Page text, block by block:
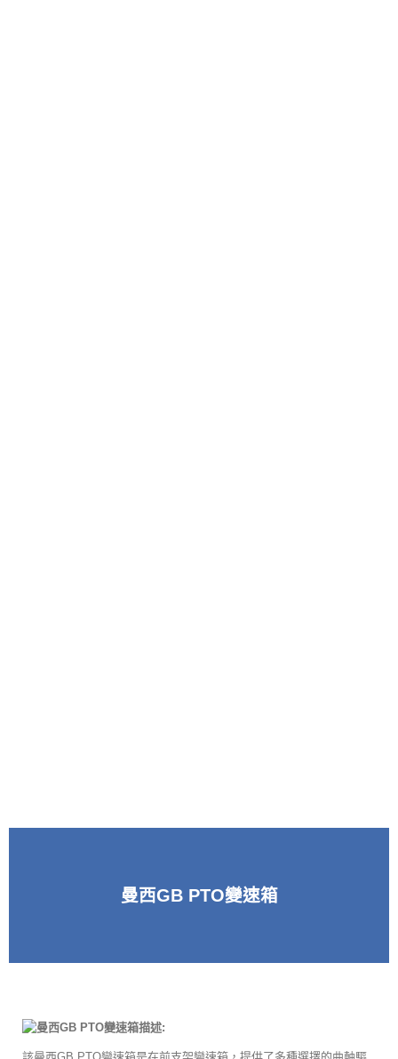
曼西GB PTO變速箱
描述: